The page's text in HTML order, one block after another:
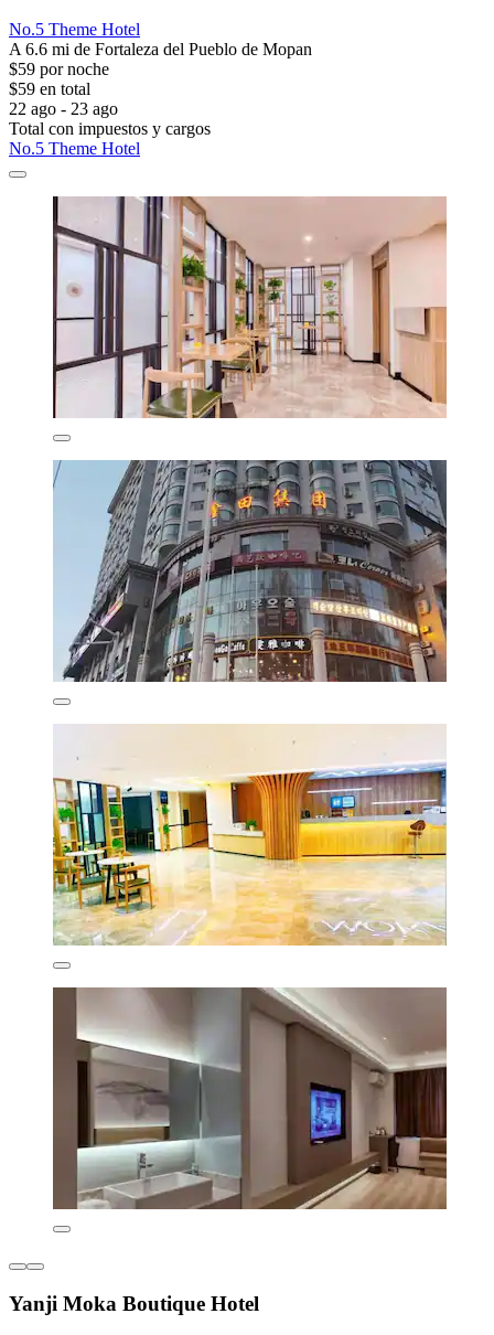
No.5 Theme Hotel
A 6.6 mi de Fortaleza del Pueblo de Mopan
$59 por noche
$59 en total
22 ago - 23 ago
Total con impuestos y cargos
No.5 Theme Hotel
Yanji Moka Boutique Hotel